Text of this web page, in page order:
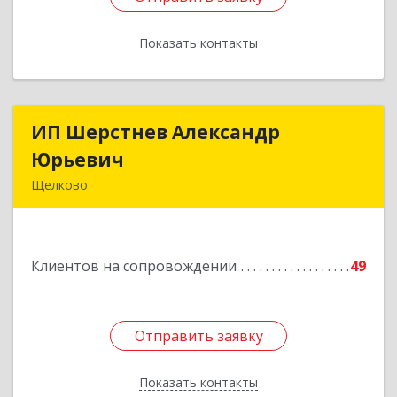
Показать контакты
Назад
ИП Шерстнев Александр
Юрьевич
Щелково
Клиентов на сопровождении 49
Отправить заявку
Показать контакты
ИП Шерстнев Александр
Подробнее
Отправить заявку
Назад